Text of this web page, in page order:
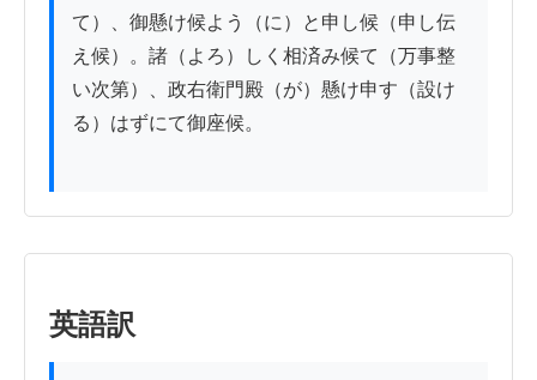
て）、御懸け候よう（に）と申し候（申し伝
え候）。諸（よろ）しく相済み候て（万事整
い次第）、政右衛門殿（が）懸け申す（設け
る）はずにて御座候。
英語訳